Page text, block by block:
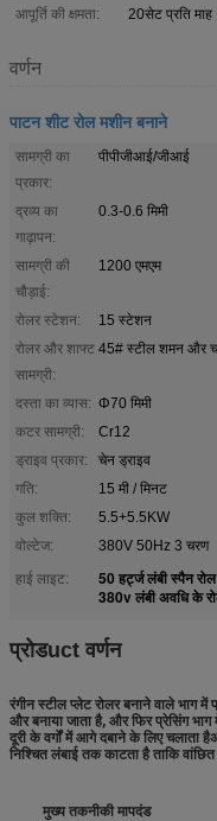
आपूर्ति की क्षमता:
20सेट प्रति माह
वर्णन
पाटन शीट रोल मशीन बनाने
सामग्री का
प्रकार:
पीपीजीआई/जीआई
द्रव्य का
गाढ़ापन:
0.3-0.6 मिमी
सामग्री की
चौड़ाई:
1200 एमएम
रोलर स्टेशन:
15 स्टेशन
रोलर और शाफ्ट
सामग्री:
45# स्टील शमन और
दस्ता का व्यास: Φ70 मिमी
कटर सामग्री:
Cr12
ड्राइव प्रकार:
चेन ड्राइव
गति:
15 मी / मिनट
कुल शक्ति:
5.5+5.5KW
वोल्टेज:
380V 50Hz 3 चरण
हाई लाइट:
50 हर्ट्ज लंबी स्पैन
380v लंबी अवधि के
प्रोडuct वर्णन
रंगीन स्टील प्लेट रोलर बनाने वाले भाग
और बनाया जाता है, और फिर प्रेसिंग
दूरी के वर्गों में आगे दबाने के लिए चलाता
निश्चित लंबाई तक काटता है ताकि
मुख्य तकनीकी मापदंड